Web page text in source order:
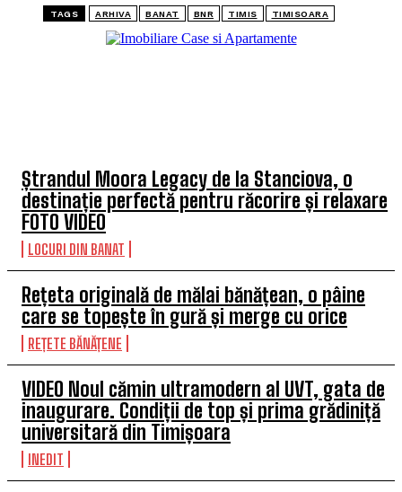
Ștrandul Moora Legacy de la Stanciova, o
destinație perfectă pentru răcorire și relaxare
FOTO VIDEO
LOCURI DIN BANAT
Rețeta originală de mălai bănățean, o pâine
care se topește în gură și merge cu orice
REȚETE BĂNĂȚENE
VIDEO Noul cămin ultramodern al UVT, gata de
inaugurare. Condiții de top și prima grădiniță
universitară din Timișoara
INEDIT
TAGS ARHIVA BANAT BNR TIMIS TIMISOARA